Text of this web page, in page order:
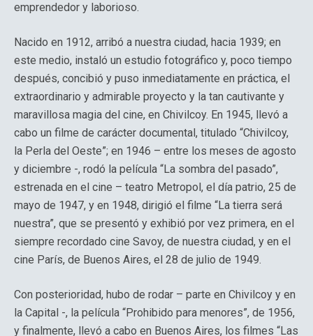
emprendedor y laborioso.
Nacido en 1912, arribó a nuestra ciudad, hacia 1939; en
este medio, instaló un estudio fotográfico y, poco tiempo
después, concibió y puso inmediatamente en práctica, el
extraordinario y admirable proyecto y la tan cautivante y
maravillosa magia del cine, en Chivilcoy. En 1945, llevó a
cabo un filme de carácter documental, titulado “Chivilcoy,
la Perla del Oeste”; en 1946 – entre los meses de agosto
y diciembre -, rodó la película “La sombra del pasado”,
estrenada en el cine – teatro Metropol, el día patrio, 25 de
mayo de 1947, y en 1948, dirigió el filme “La tierra será
nuestra”, que se presentó y exhibió por vez primera, en el
siempre recordado cine Savoy, de nuestra ciudad, y en el
cine París, de Buenos Aires, el 28 de julio de 1949.
Con posterioridad, hubo de rodar – parte en Chivilcoy y en
la Capital -, la película “Prohibido para menores”, de 1956,
y finalmente, llevó a cabo en Buenos Aires, los filmes “Las